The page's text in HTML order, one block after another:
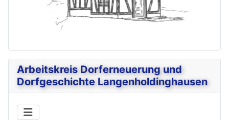
Arbeitskreis Dorferneuerung und
Dorfgeschichte Langenholdinghausen